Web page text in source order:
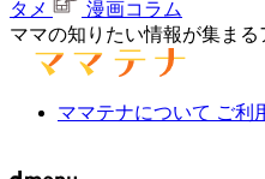
タメ
漫画コラム
ママの知りたい情報が集まる
ママテナについて ご利